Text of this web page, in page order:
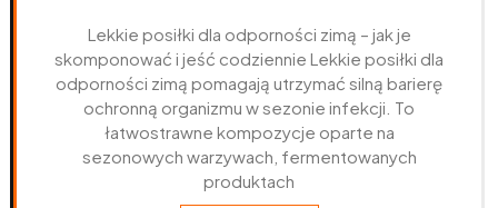
Lekkie posiłki dla odporności zimą – jak je
skomponować i jeść codziennie Lekkie posiłki dla
odporności zimą pomagają utrzymać silną barierę
ochronną organizmu w sezonie infekcji. To
łatwostrawne kompozycje oparte na
sezonowych warzywach, fermentowanych
produktach